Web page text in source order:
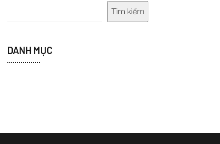
Tìm kiếm
DANH MỤC